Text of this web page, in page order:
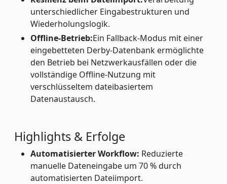
unterschiedlicher Eingabestrukturen und
Wiederholungslogik.
Offline-Betrieb:Ein Fallback-Modus mit einer
eingebetteten Derby-Datenbank ermöglichte
den Betrieb bei Netzwerkausfällen oder die
vollständige Offline-Nutzung mit
verschlüsseltem dateibasiertem
Datenaustausch.
Highlights & Erfolge
Automatisierter Workflow: Reduzierte
manuelle Dateneingabe um 70 % durch
automatisierten Dateiimport.